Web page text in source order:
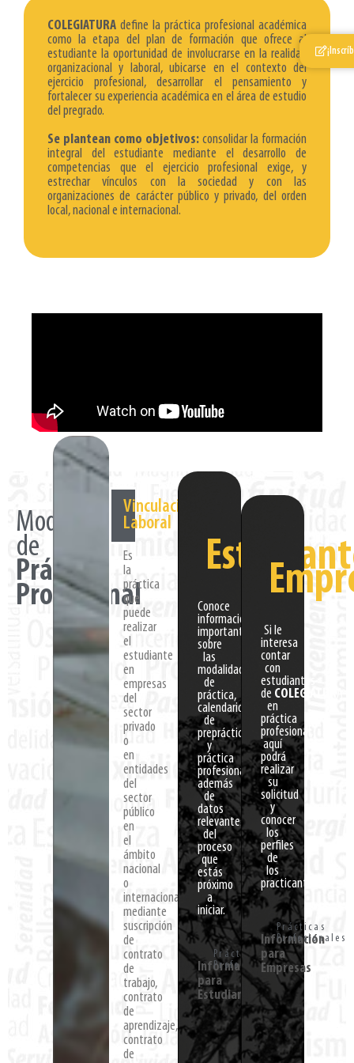
COLEGIATURA define la práctica profesional académica
como la etapa del plan de formación que ofrece al
estudiante la oportunidad de involucrarse en la realidad
organizacional y laboral, ubicarse en el contexto del
ejercicio profesional, desarrollar el pensamiento y
fortalecer su experiencia académica en el área de estudio
del pregrado.
Se plantean como objetivos: consolidar la formación
integral del estudiante mediante el desarrollo de
competencias que el ejercicio profesional exige, y
estrechar vínculos con la sociedad y con las
organizaciones de carácter público y privado, del orden
local, nacional e internacional.
Modalidades
de
Práctica
Profesional
Vinculación
Laboral
Es
la
práctica
que
puede
realizar
el
estudiante
en
empresas
del
sector
privado
o
en
entidades
del
sector
público
en
el
ámbito
nacional
o
internacional,
mediante
suscripción
de
contrato
de
trabajo,
contrato
de
aprendizaje,
contrato
de
Conoce
información
importante
sobre
las
modalidades
de
práctica,
calendario
de
prepráctica
y
práctica
profesional,
además
de
datos
relevantes
del
proceso
que
estás
próximo
a
iniciar.
Información
para
Estudiantes
Prácticas
Profesionales
Si le
interesa
contar
con
estudiantes
de COLEGIATUR
en
práctica
profesional,
aquí
podrá
realizar
su
solicitud
y
conocer
los
perfiles
de
los
practicantes.
Información
para
Empresas
Prácticas
Profesionales